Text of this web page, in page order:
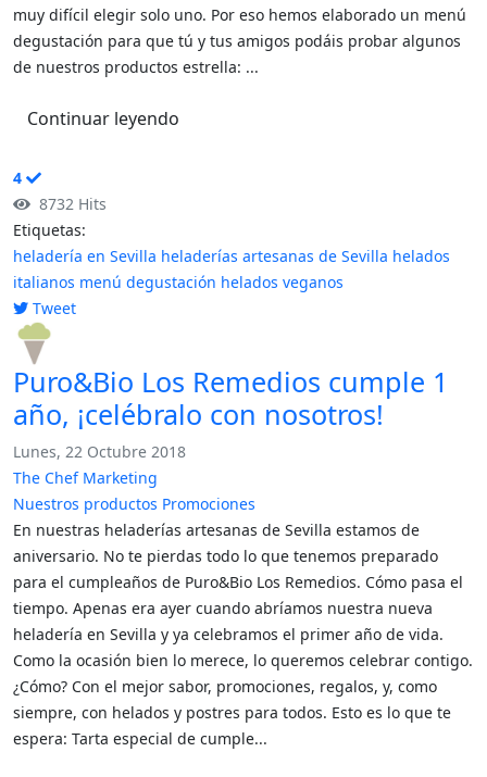
muy difícil elegir solo uno. Por eso hemos elaborado un menú
degustación para que tú y tus amigos podáis probar algunos
de nuestros productos estrella: ...
Continuar leyendo
4
8732 Hits
Etiquetas:
heladería en Sevilla heladerías artesanas de Sevilla helados
italianos menú degustación helados veganos
Tweet
pinterest
Puro&Bio Los Remedios cumple 1
año, ¡celébralo con nosotros!
Lunes, 22 Octubre 2018
The Chef Marketing
Nuestros productos Promociones
En nuestras heladerías artesanas de Sevilla estamos de
aniversario. No te pierdas todo lo que tenemos preparado
para el cumpleaños de Puro&Bio Los Remedios. Cómo pasa el
tiempo. Apenas era ayer cuando abríamos nuestra nueva
heladería en Sevilla y ya celebramos el primer año de vida.
Como la ocasión bien lo merece, lo queremos celebrar contigo.
¿Cómo? Con el mejor sabor, promociones, regalos, y, como
siempre, con helados y postres para todos. Esto es lo que te
espera: Tarta especial de cumple...